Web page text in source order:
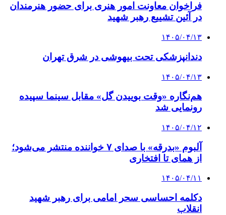
فراخوان معاونت امور هنری برای حضور هنرمندان
در آئین تشییع رهبر شهید
۱۴۰۵/۰۴/۱۳
دندانپزشکی تحت بیهوشی در شرق تهران
۱۴۰۵/۰۴/۱۳
هم‌نگاره «وقت بوییدن گل» مقابل سینما سپیده
رونمایی شد
۱۴۰۵/۰۴/۱۲
آلبوم «بدرقه» با صدای ۷ خواننده منتشر می‌شود؛
از همای تا افتخاری
۱۴۰۵/۰۴/۱۱
دکلمه‌ احساسی سحر امامی برای رهبر شهید
انقلاب